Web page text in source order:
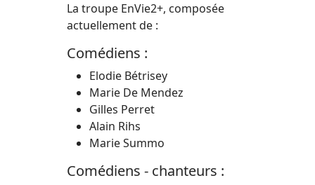
La troupe EnVie2+, composée
actuellement de :
Comédiens :
Elodie Bétrisey
Marie De Mendez
Gilles Perret
Alain Rihs
Marie Summo
Comédiens - chanteurs :